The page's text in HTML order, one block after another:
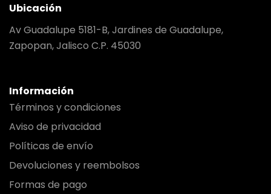
Ubicación
Av Guadalupe 5181-B, Jardines de Guadalupe,
Zapopan, Jalisco C.P. 45030
Información
Términos y condiciones
Aviso de privacidad
Políticas de envío
Devoluciones y reembolsos
Formas de pago